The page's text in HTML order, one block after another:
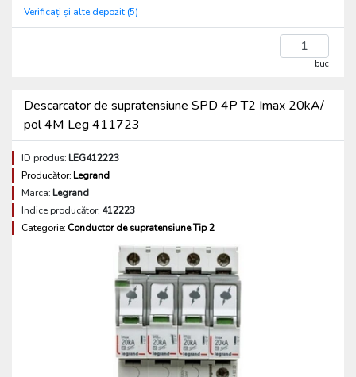
Verificați și alte depozit (5)
buc
Descarcator de supratensiune SPD 4P T2 Imax 20kA/
pol 4M Leg 411723
ID produs:LEG412223
Producător:Legrand
Marca:Legrand
Indice producător: 412223
Categorie: Conductor de supratensiune Tip 2